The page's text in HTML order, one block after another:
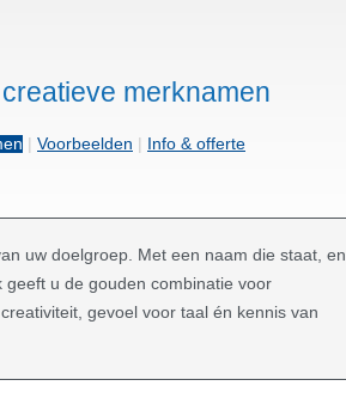
merknamen
| Voorbeelden | Info & offerte
uw doelgroep. Met een naam die staat, en
geeft u de gouden combinatie voor
gevoel voor taal én kennis van